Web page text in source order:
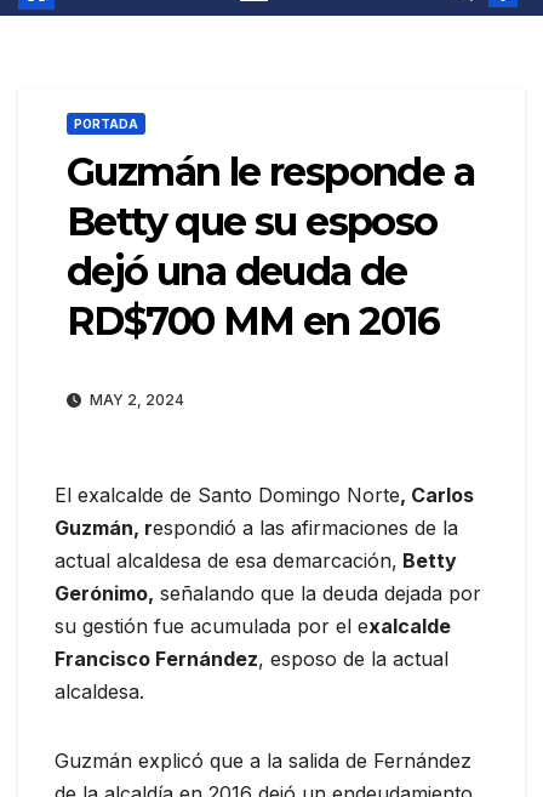
PORTADA
Guzmán le responde a
Betty que su esposo
dejó una deuda de
RD$700 MM en 2016
MAY 2, 2024
El exalcalde de Santo Domingo Norte, Carlos
Guzmán, respondió a las afirmaciones de la
actual alcaldesa de esa demarcación, Betty
Gerónimo, señalando que la deuda dejada por
su gestión fue acumulada por el exalcalde
Francisco Fernández, esposo de la actual
alcaldesa.
Guzmán explicó que a la salida de Fernández